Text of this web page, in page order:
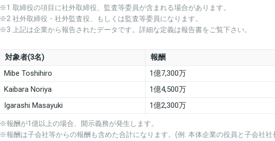
※1 取締役の項目に社外取締役、監査等委員が含まれる場合があります。
※2 社外取締役・社外監査役、もしくは監査等委員になります。
※3 上記は企業から報告されたデータです。詳細な定義は報告書をご覧下さい。
対象者(3名)
報酬
Mibe Toshihiro
1億7,300万
Kaibara Noriya
1億4,500万
Igarashi Masayuki
1億2,300万
※報酬が1億以上の場合、開示義務が発生します。
※報酬は子会社等からの報酬も含めた合計になります。(例: 本体企業の役員と子会社社